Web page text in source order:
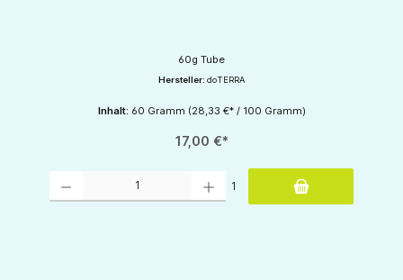
60g Tube
Hersteller: doTERRA
Inhalt: 60 Gramm (28,33 €* / 100 Gramm)
17,00 €*
1